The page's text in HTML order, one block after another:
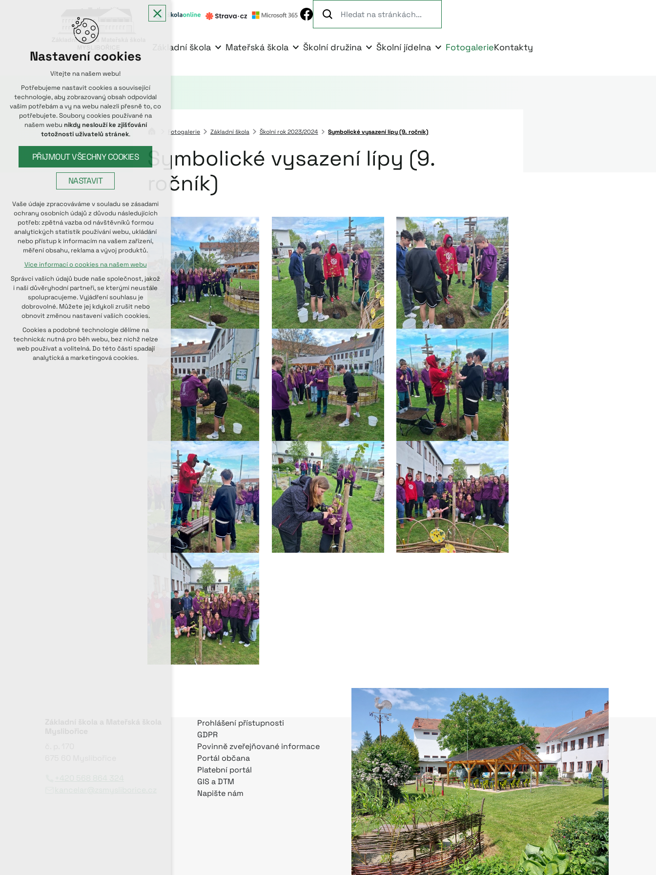
Základní škola Mateřská škola Školní družina Školní jídelna FotogalerieKontakty
Fotogalerie Základní škola Školní rok 2023/2024 Symbolické vysazení lípy (9. ročník)
Symbolické vysazení lípy (9.
ročník)
Prohlášení přístupnosti
GDPR
Povinně zveřejňované informace
Portál občana
Platební portál
GIS a DTM
Napište nám
Nastavení cookies
Vítejte na našem webu!
Potřebujeme nastavit cookies a související
technologie, aby zobrazovaný obsah odpovídal
vašim potřebám a vy na webu nalezli přesně to, co
potřebujete. Soubory cookies používané na
našem webu nikdy neslouží ke zjišťování
totožnosti uživatelů stránek.
PŘIJMOUT VŠECHNY COOKIES
NASTAVIT
Technická cookies
nutná pro provozování webu
udržení kontextu stránek (session):
případná přihlášení, volby jazyka, apod.
Volitelná cookies
analytická pro anonymizované
vyhodnocení návštěvnosti
marketingová cookies (Google, Seznam,
Facebook)
Více informací o cookies na našem webu
PŘIJMOUT VŠECHNY COOKIES
ODMÍTNOUT VOLITELNÁ
Vaše údaje zpracováváme v souladu se zásadami
ochrany osobních údajů z důvodu následujících
potřeb: zpětná vazba od návštěvníků formou
analytických statistik používání webu, ukládání
nebo přístup k informacím na vašem zařízení,
měření obsahu, reklama a vývoj produktů.
Více informací o cookies na našem webu
Správci vašich údajů bude naše společnost, jakož
i naši důvěryhodní partneři, se kterými neustále
spolupracujeme. Vyjádření souhlasu je
dobrovolné. Můžete jej kdykoli zrušit nebo
obnovit změnou nastavení vašich cookies.
Cookies a podobné technologie dělíme na
technická: nutná pro běh webu, bez nichž nelze
web používat a volitelná. Do této části spadají
analytická a marketingová cookies.